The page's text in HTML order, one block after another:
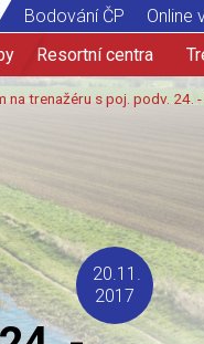
Bodování ČP Online
Resortní centra
20.11.
2017